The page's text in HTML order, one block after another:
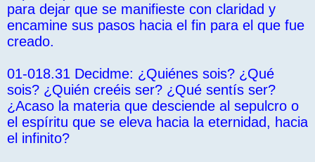
para dejar que se manifieste con claridad y
encamine sus pasos hacia el fin para el que fue
creado.
01-018.31 Decidme: ¿Quiénes sois? ¿Qué
sois? ¿Quién creéis ser? ¿Qué sentís ser?
¿Acaso la materia que desciende al sepulcro o
el espíritu que se eleva hacia la eternidad, hacia
el infinito?